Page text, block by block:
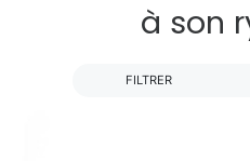
à son
FILTRER